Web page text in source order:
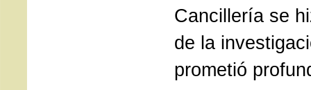
Cancillería se
de la
prometió